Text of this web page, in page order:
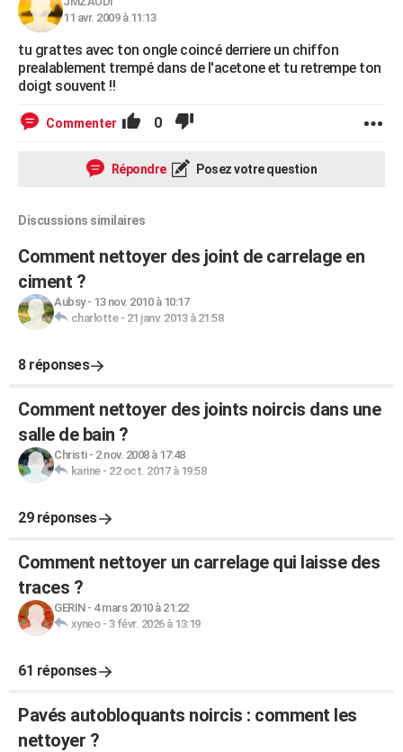
11 avr. 2009 à 11:13
tu grattes avec ton ongle coincé derriere un chiffon
prealablement trempé dans de l'acetone et tu retrempe ton
doigt souvent !!
Commenter 0
Répondre Posez votre question
Discussions similaires
Comment nettoyer des joint de carrelage en
ciment ?
Aubsy- 13 nov. 2010 à 10:17
charlotte- 21 janv. 2013 à 21:58
8 réponses
Comment nettoyer des joints noircis dans une
salle de bain ?
Christi- 2 nov. 2008 à 17:48
karine- 22 oct. 2017 à 19:58
29 réponses
Comment nettoyer un carrelage qui laisse des
traces ?
GERIN- 4 mars 2010 à 21:22
xyneo- 3 févr. 2026 à 13:19
61 réponses
Pavés autobloquants noircis : comment les
nettoyer ?